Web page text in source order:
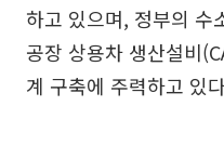
하고 있으며, 정부의 수
공장 상용차 생산설비
계 구축에 주력하고 있